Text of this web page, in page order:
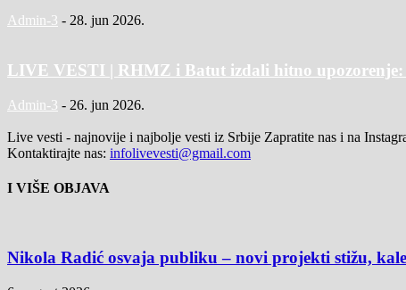
Admin-3 - 28. jun 2026.
LIVE VESTI | RHMZ i Batut izdali hitno
Admin-3 - 26. jun 2026.
Live vesti - najnovije i najbolje vesti iz Srbije Zapratite nas i na
Kontaktirajte nas: infolivevesti@gmail.com
I VIŠE OBJAVA
Nikola Radić osvaja publiku – novi projekti stižu,